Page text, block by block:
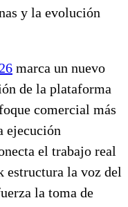
y la evolución
marca un nuevo
de la plataforma
comercial más
ejecución
el trabajo real
estructura la voz del
la toma de